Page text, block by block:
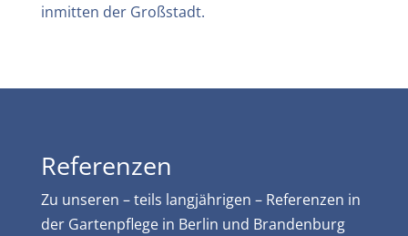
inmitten der Großstadt.
Referenzen
Zu unseren – teils langjährigen – Referenzen in
der Gartenpflege in Berlin und Brandenburg